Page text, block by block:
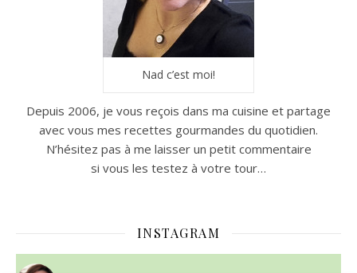
Nad c’est moi!
Depuis 2006, je vous reçois dans ma cuisine et partage
avec vous mes recettes gourmandes du quotidien.
N’hésitez pas à me laisser un petit commentaire
si vous les testez à votre tour…
INSTAGRAM